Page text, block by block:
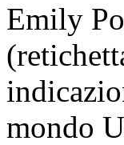
Emily
mondo